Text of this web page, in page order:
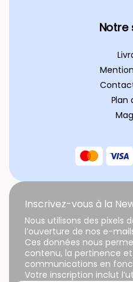
Notre
Plan
Inscrivez-vous à la
Nous utilisons des pixels
l’ouverture de nos e-
Ces données nous
contenu, la pertinence
communications en
Votre inscription inclut